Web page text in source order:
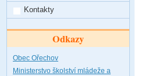
Kontakty
Odkazy
Obec Ořechov
Ministerstvo školství mládeže a